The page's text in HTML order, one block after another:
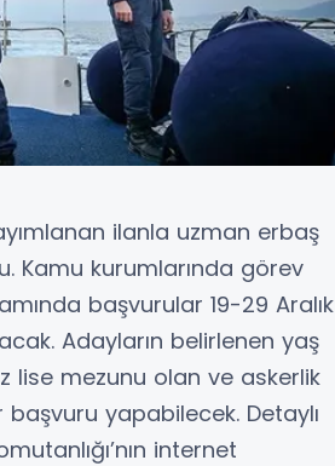
ilanla uzman erbaş
Kamu kurumlarında görev
başvurular 19-29 Aralık
Adayların belirlenen yaş
lise mezunu olan ve askerlik
yapabilecek. Detaylı
internet